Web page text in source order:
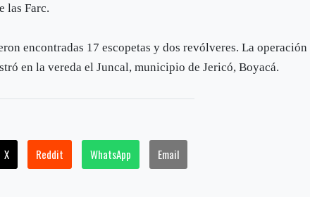
las Farc.
encontradas 17 escopetas y dos revólveres. La operación
en la vereda el Juncal, municipio de Jericó, Boyacá.
X Reddit WhatsApp Email